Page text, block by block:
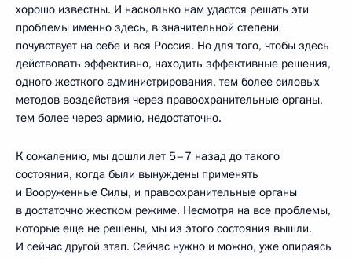
хорошо известны. И насколько нам удастся решать эти
проблемы именно здесь, в значительной степени
почувствует на себе и вся Россия. Но для того, чтобы здесь
действовать эффективно, находить эффективные решения,
одного жесткого администрирования, тем более силовых
методов воздействия через правоохранительные органы,
тем более через армию, недостаточно.
К сожалению, мы дошли лет 5–7 назад до такого
состояния, когда были вынуждены применять
и Вооруженные Силы, и правоохранительные органы
в достаточно жестком режиме. Несмотря на все проблемы,
которые еще не решены, мы из этого состояния вышли.
И сейчас другой этап. Сейчас нужно и можно, уже опираясь